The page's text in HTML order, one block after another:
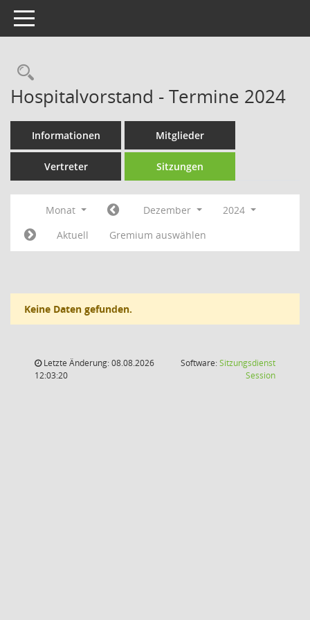
Toggle navigation
Rechercheauswahl
Hospitalvorstand - Termine 2024
Informationen Mitglieder
Vertreter Sitzungen
Monat Dezember
2024
Aktuell
Gremium auswählen
Keine Daten gefunden.
Letzte Änderung: 08.08.2026
12:03:20
Software:Sitzungsdienst
Session(Wird in